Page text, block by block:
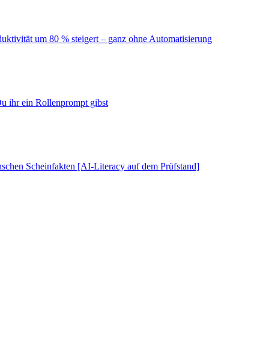
um 80 % steigert – ganz ohne Automatisierung
ihr ein Rollenprompt gibst
Scheinfakten [AI-Literacy auf dem Prüfstand]